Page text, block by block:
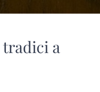
tradici a